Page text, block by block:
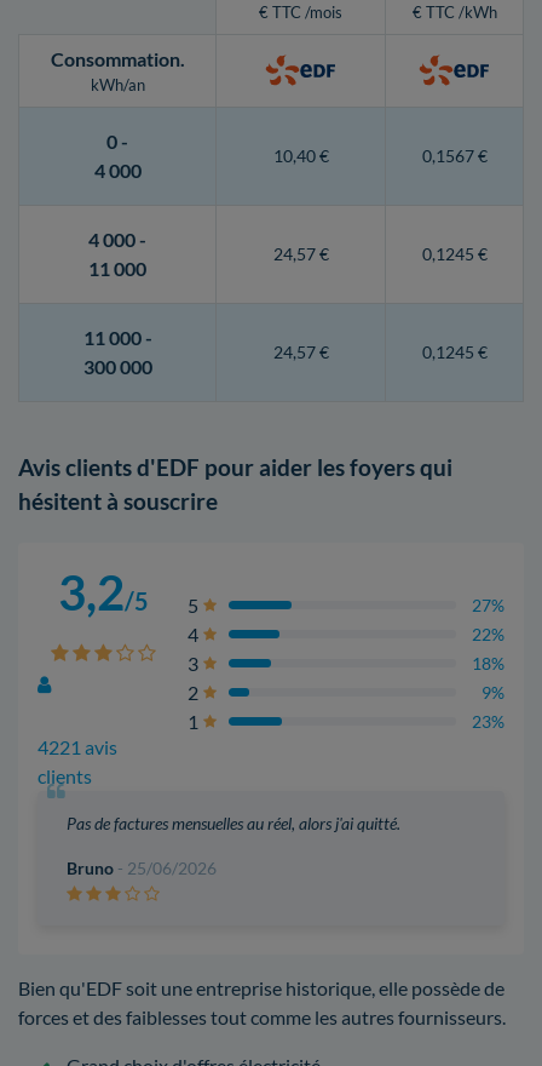
€ TTC /mois € TTC /kWh
Consommation.
kWh/an
0 -
4 000
10,40 € 0,1567 €
4 000 -
11 000
24,57 € 0,1245 €
11 000 -
300 000
24,57 € 0,1245 €
Avis clients d'EDF pour aider les foyers qui
hésitent à souscrire
3,2/5
4221 avis
clients
5 27%
4 22%
3 18%
2 9%
1 23%
Pas de factures mensuelles au réel, alors j'ai quitté.
Bruno - 25/06/2026
Bien qu'EDF soit une entreprise historique, elle possède de
forces et des faiblesses tout comme les autres fournisseurs.